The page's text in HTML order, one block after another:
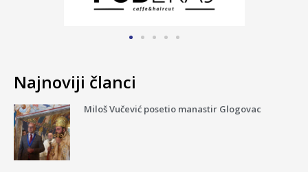
Najnoviji članci
Miloš Vučević posetio manastir Glogovac